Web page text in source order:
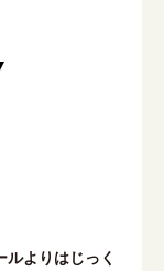
よりはじっく